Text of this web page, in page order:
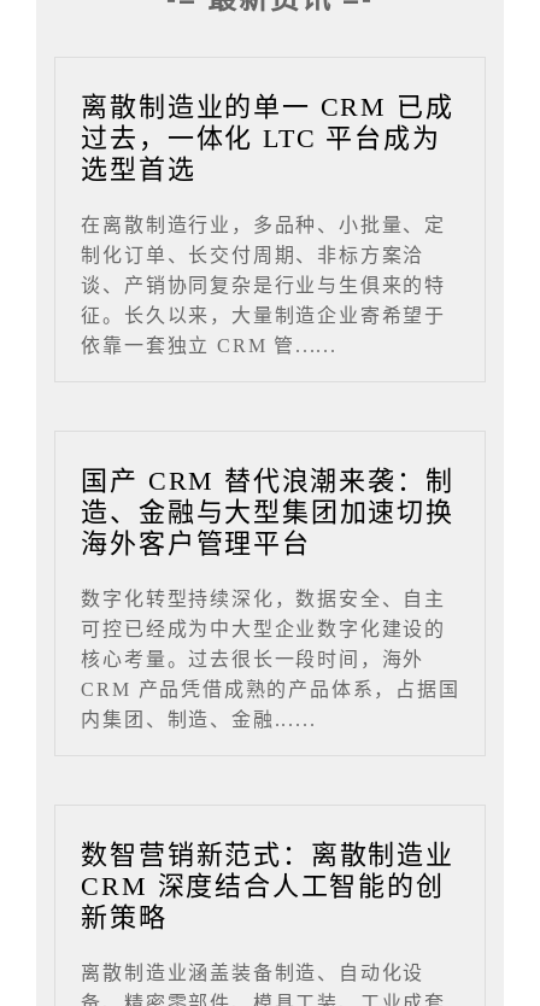
离散制造业的单一 CRM 已成
过去，一体化 LTC 平台成为
选型首选
在离散制造行业，多品种、小批量、定
制化订单、长交付周期、非标方案洽
谈、产销协同复杂是行业与生俱来的特
征。长久以来，大量制造企业寄希望于
依靠一套独立 CRM 管......
国产 CRM 替代浪潮来袭：制
造、金融与大型集团加速切换
海外客户管理平台
数字化转型持续深化，数据安全、自主
可控已经成为中大型企业数字化建设的
核心考量。过去很长一段时间，海外
CRM 产品凭借成熟的产品体系，占据国
内集团、制造、金融......
数智营销新范式：离散制造业
CRM 深度结合人工智能的创
新策略
离散制造业涵盖装备制造、自动化设